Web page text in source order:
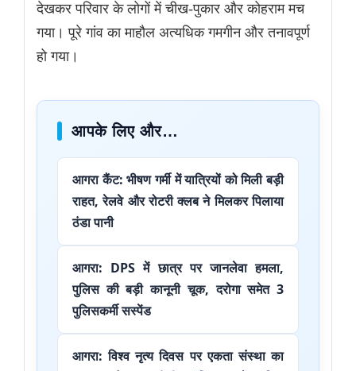
देखकर परिवार के लोगों में चीख-पुकार और कोहराम मच
गया। पूरे गांव का माहौल अत्यधिक गमगीन और तनावपूर्ण
हो गया।
आपके लिए और…
आगरा कैंट: भीषण गर्मी में यात्रियों को मिली बड़ी
राहत, रेलवे और रोटरी क्लब ने मिलकर पिलाया
ठंडा पानी
आगरा: DPS में छात्र पर जानलेवा हमला,
पुलिस की बड़ी कानूनी चूक, दरोगा समेत 3
पुलिसकर्मी सस्पेंड
आगरा: विश्व नृत्य दिवस पर एकता संस्था का